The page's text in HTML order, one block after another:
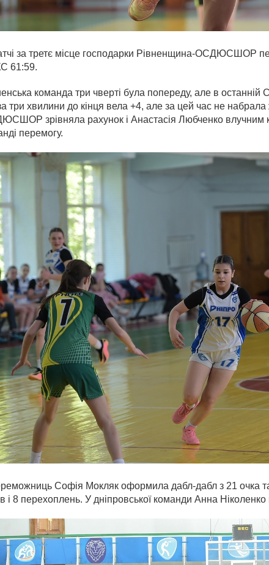
за третє місце господарки Рівненщина-
61:59.
команда три чверті була попереду, але в
три хвилини до кінця вела +4, але за цей час не
зрівняла рахунок і Анастасія Любченко влучним
перемогу.
Софія Мокляк оформила дабл-дабл з 21 очка
і 8 перехоплень. У дніпровської команди Анна